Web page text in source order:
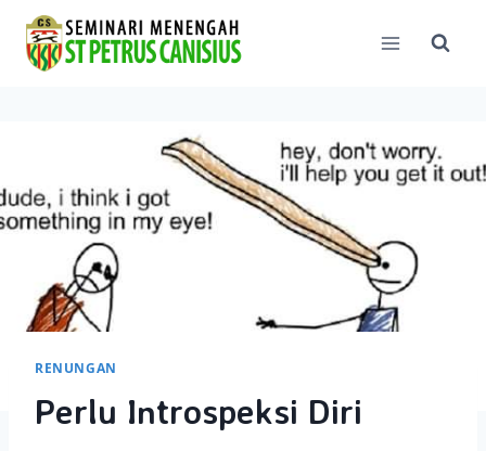
content
RENUNGAN
Perlu Introspeksi Diri